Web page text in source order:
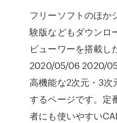
フリーソフトのほか
験版などもダウンロ
ビューワーを搭載し
2020/05/06 2020/
高機能な2次元・3次
するページです。定
者にも使いやすい